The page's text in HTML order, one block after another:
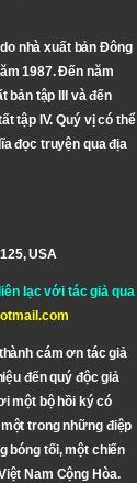
nhà xuất bản Đông
1987. Đến năm
bản tập III và đến
tập IV. Quý vị có thể
đọc truyện qua địa
USA
lạc với tác giả qua
cám ơn tác giả
đến quý độc giả
một bộ hồi ký có
trong những điệp
bóng tối, một chiến
Nam Cộng Hòa.